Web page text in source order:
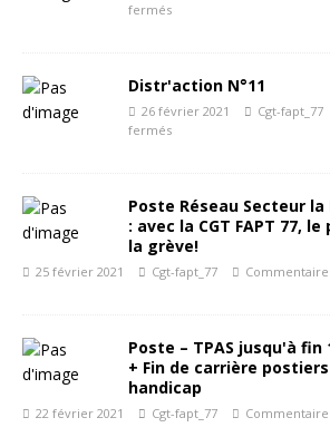
fermés
Distr'action N°11
26 février 2021 Cgt-fapt_77
fermés
Poste Réseau Secteur
: avec la CGT FAPT 77,
la grève!
25 février 2021 Cgt-fapt_77
Poste – TPAS jusqu'à
+ Fin de carrière
handicap
22 février 2021 Cgt-fapt_77